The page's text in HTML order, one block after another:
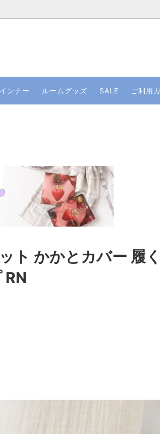
サテンルームウェア
ムウェア 夏にぴったりなル
グ 一覧ページ
旅行・推し活遠征
ャンペーン
インナー ルームグッズ SALE ご利用
ト かかとカバー 履く
RN